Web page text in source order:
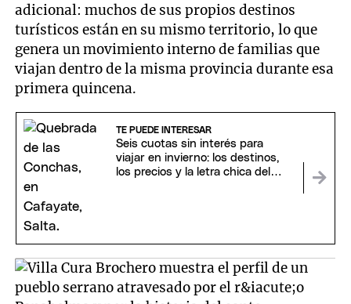
adicional: muchos de sus propios destinos
turísticos están en su mismo territorio, lo que
genera un movimiento interno de familias que
viajan dentro de la misma provincia durante esa
primera quincena.
TE PUEDE INTERESAR
Seis cuotas sin interés para
viajar en invierno: los destinos,
los precios y la letra chica del